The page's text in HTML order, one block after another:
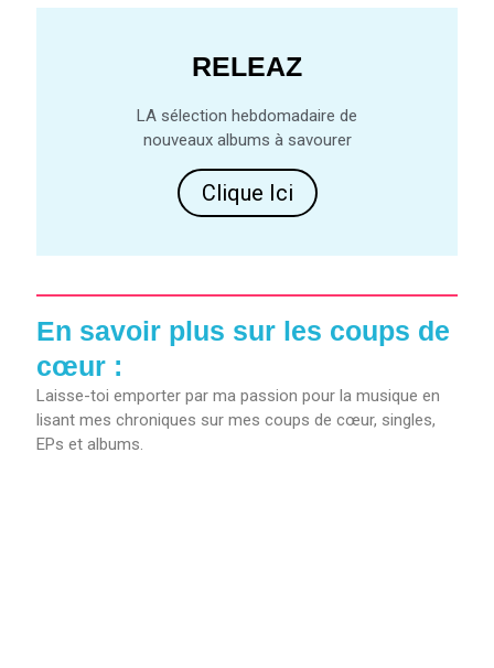
RELEAZ
LA sélection hebdomadaire de
nouveaux albums à savourer
Clique Ici
En savoir plus sur les coups de
cœur :
Laisse-toi emporter par ma passion pour la musique en
lisant mes chroniques sur mes coups de cœur, singles,
EPs et albums.